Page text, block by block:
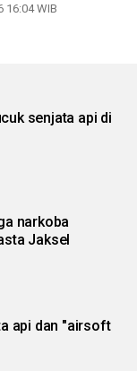
16:04 WIB
senjata api di
narkoba
Jaksel
api dan "airsoft